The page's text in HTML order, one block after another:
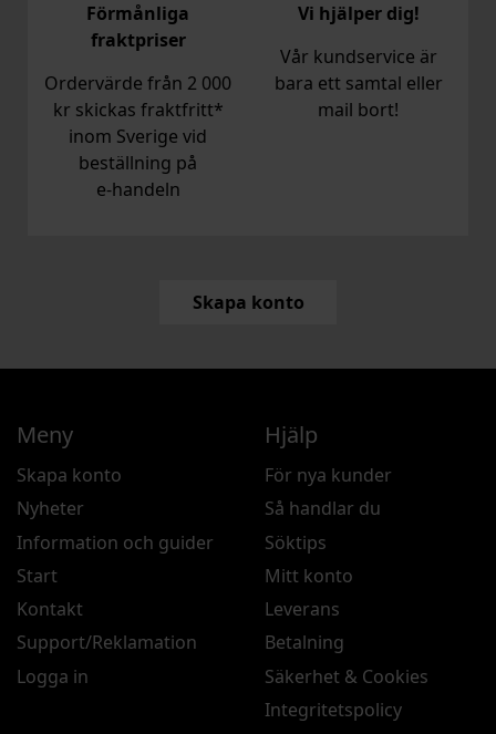
Förmånliga
fraktpriser
Ordervärde från 2 000
kr skickas fraktfritt*
inom Sverige vid
beställning på
e‑handeln
Vi hjälper dig!
Vår kundservice är
bara ett samtal eller
mail bort!
Skapa konto
Meny
Skapa konto
Nyheter
Information och guider
Start
Kontakt
Support/Reklamation
Logga in
Hjälp
För nya kunder
Så handlar du
Söktips
Mitt konto
Leverans
Betalning
Säkerhet & Cookies
Integritetspolicy